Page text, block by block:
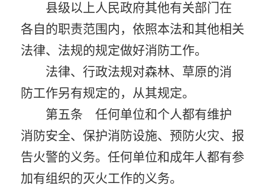
县级以上人民政府其他有关部门在
各自的职责范围内，依照本法和其他相关
法律、法规的规定做好消防工作。
法律、行政法规对森林、草原的消
防工作另有规定的，从其规定。
第五条 任何单位和个人都有维护
消防安全、保护消防设施、预防火灾、报
告火警的义务。任何单位和成年人都有参
加有组织的灭火工作的义务。